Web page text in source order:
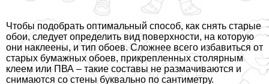
Чтобы подобрать оптимальный способ, как снять старые
обои, следует определить вид поверхности, на которую
они наклеены, и тип обоев. Сложнее всего избавиться от
старых бумажных обоев, прикрепленных столярным
клеем или ПВА – такие составы не размачиваются и
снимаются со стены буквально по сантиметру.